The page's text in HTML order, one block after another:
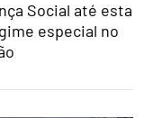
Social até esta
especial no